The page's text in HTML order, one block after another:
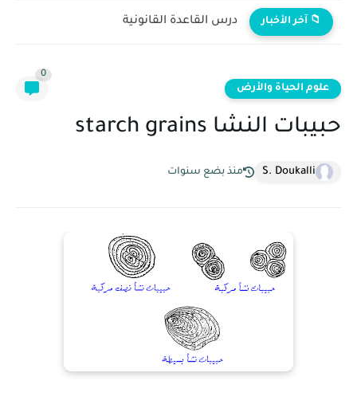
📁 آخر الأخبار درس القاعدة القانونية
علوم الحياة والأرض
0
حبيبات النشا starch grains
S. Doukalli منذ بضع سنوات